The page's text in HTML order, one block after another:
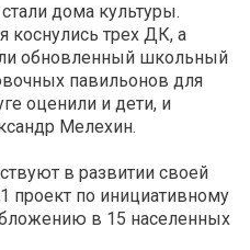
дома культуры.
трех ДК, а
обновленный школьный
павильонов для
оценили и дети, и
Мелехин.
в развитии своей
проект по инициативному
в 15 населенных